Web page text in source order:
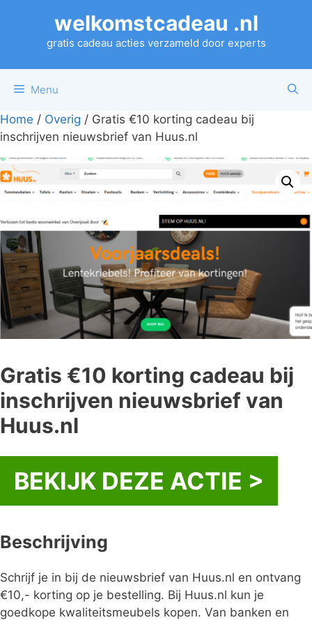
welkomstcadeau .nl
gratis cadeau acties verzameld door experts
Menu
Home / Overig / Gratis €10 korting cadeau bij
inschrijven nieuwsbrief van Huus.nl
Gratis €10 korting cadeau bij
inschrijven nieuwsbrief van
Huus.nl
BEKIJK DEZE ACTIE >
Beschrijving
Schrijf je in bij de nieuwsbrief van Huus.nl en ontvang
€10,- korting op je bestelling. Bij Huus.nl kun je
goedkope kwaliteitsmeubels kopen. Van banken en